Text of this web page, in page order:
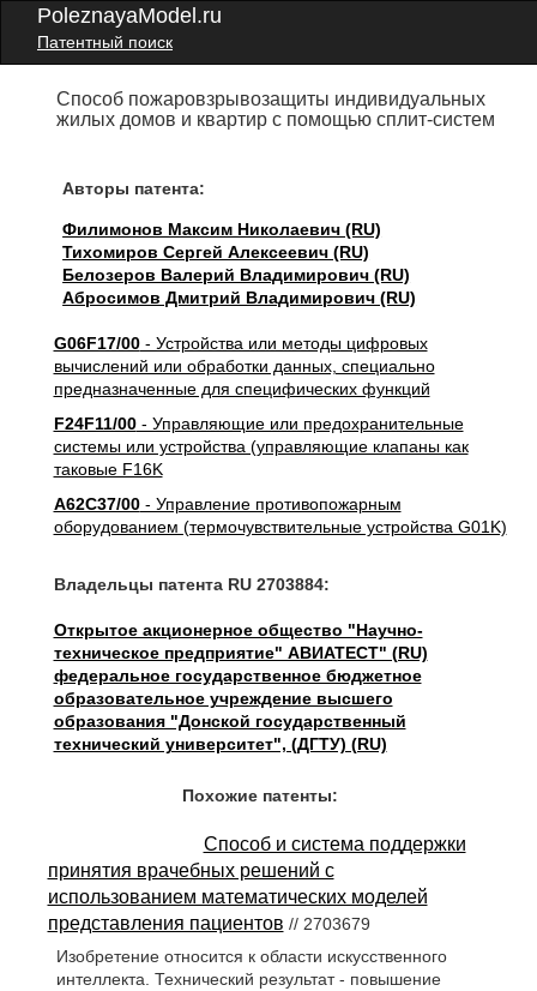
PoleznayaModel.ru
Патентный поиск
Способ пожаровзрывозащиты индивидуальных
жилых домов и квартир с помощью сплит-систем
Авторы патента:
Филимонов Максим Николаевич (RU)
Тихомиров Сергей Алексеевич (RU)
Белозеров Валерий Владимирович (RU)
Абросимов Дмитрий Владимирович (RU)
G06F17/00- Устройства или методы цифровых
вычислений или обработки данных, специально
предназначенные для специфических функций
F24F11/00- Управляющие или предохранительные
системы или устройства (управляющие клапаны как
таковые F16K
A62C37/00- Управление противопожарным
оборудованием (термочувствительные устройства G01K)
Владельцы патента RU 2703884:
Открытое акционерное общество "Научно-
техническое предприятие" АВИАТЕСТ" (RU)
федеральное государственное бюджетное
образовательное учреждение высшего
образования "Донской государственный
технический университет", (ДГТУ) (RU)
Похожие патенты:
Способ и система поддержки
принятия врачебных решений с
использованием математических моделей
представления пациентов // 2703679
Изобретение относится к области искусственного
интеллекта. Технический результат - повышение